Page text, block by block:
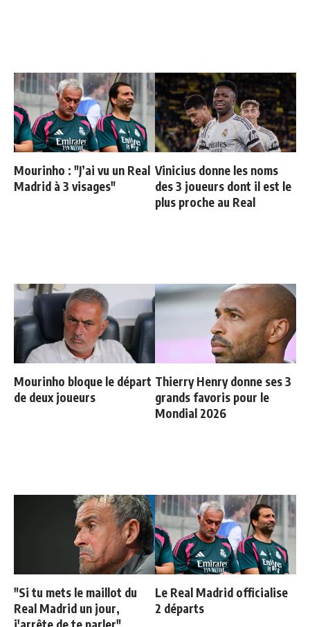
Mourinho : "J’ai vu un Real
Madrid à 3 visages"
Vinicius donne les noms
des 3 joueurs dont il est le
plus proche au Real
Mourinho bloque le départ
de deux joueurs
Thierry Henry donne ses 3
grands favoris pour le
Mondial 2026
"Si tu mets le maillot du
Real Madrid un jour,
Le Real Madrid officialise
2 départs